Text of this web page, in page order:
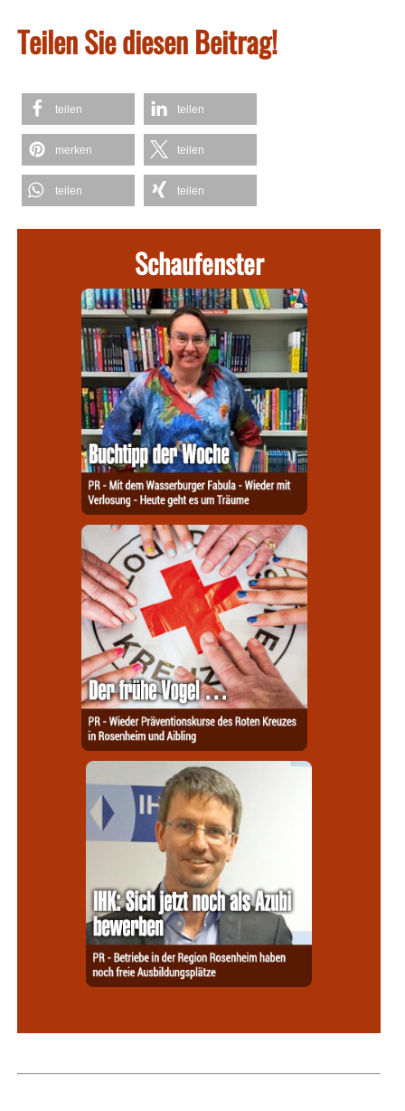
Teilen Sie diesen Beitrag!
teilen teilen
merken teilen
teilen teilen
Schaufenster